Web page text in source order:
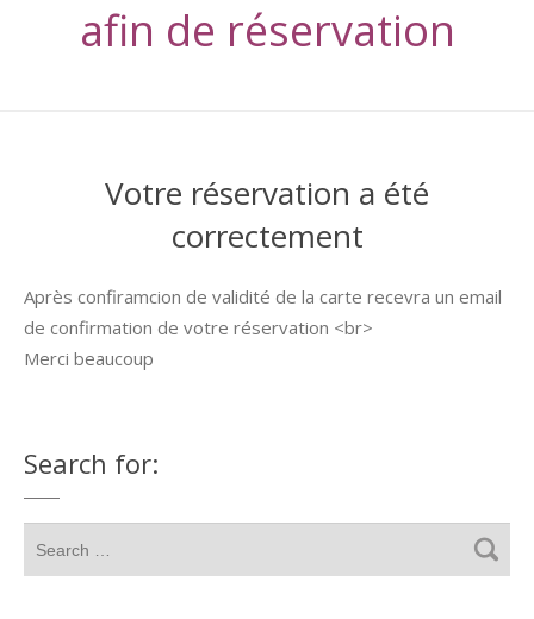
afin de réservation
Votre réservation a été
correctement
Après confiramcion de validité de la carte recevra un email
de confirmation de votre réservation <br>
Merci beaucoup
Search for: